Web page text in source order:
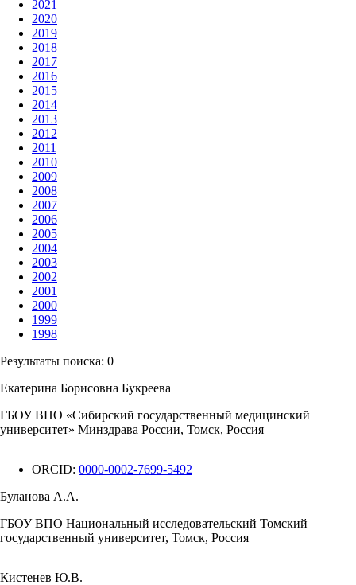
2021
2020
2019
2018
2017
2016
2015
2014
2013
2012
2011
2010
2009
2008
2007
2006
2005
2004
2003
2002
2001
2000
1999
1998
Результаты поиска: 0
Екатерина Борисовна Букреева
ГБОУ ВПО «Сибирский государственный медицинский
университет» Минздрава России, Томск, Россия
ORCID: 0000-0002-7699-5492
Буланова А.А.
ГБОУ ВПО Национальный исследовательский Томский
государственный университет, Томск, Россия
Кистенев Ю.В.